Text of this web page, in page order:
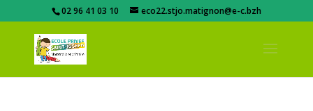
02 96 41 03 10 eco22.stjo.matignon@e-c.bzh